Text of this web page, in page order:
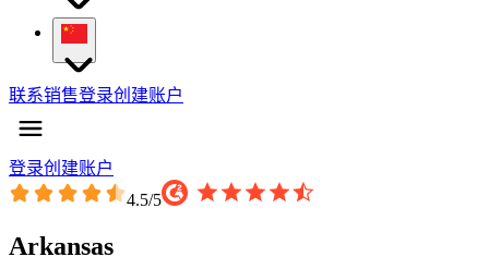
联系销售登录创建账户
登录创建账户
4.5/5
Arkansas